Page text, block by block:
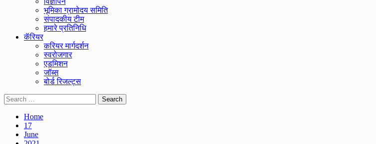
भूमिका ग्रामोदय समिति
संपादकीय टीम
हमारे प्रतिनिधि
कॅरियर
करियर मार्गदर्शन
स्वरोजगार
एडमिशन
जॉब्स
बोर्ड रिजल्ट्स
Search
for:
Home
17
June